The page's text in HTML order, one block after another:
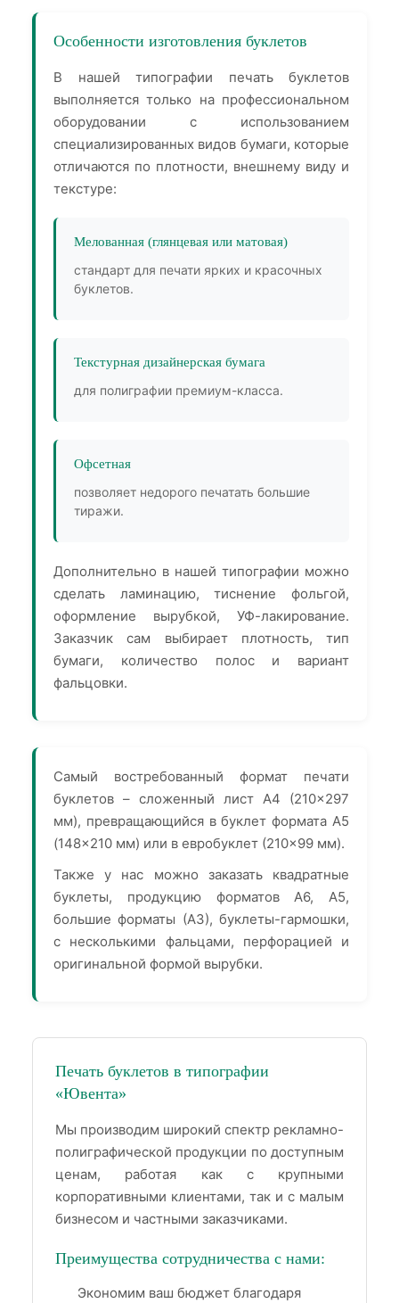
Особенности изготовления буклетов
В нашей типографии печать буклетов
выполняется только на профессиональном
оборудовании с использованием
специализированных видов бумаги, которые
отличаются по плотности, внешнему виду и
текстуре:
Мелованная (глянцевая или матовая)
стандарт для печати ярких и красочных
буклетов.
Текстурная дизайнерская бумага
для полиграфии премиум-класса.
Офсетная
позволяет недорого печатать большие
тиражи.
Дополнительно в нашей типографии можно
сделать ламинацию, тиснение фольгой,
оформление вырубкой, УФ-лакирование.
Заказчик сам выбирает плотность, тип
бумаги, количество полос и вариант
фальцовки.
Самый востребованный формат печати
буклетов – сложенный лист А4 (210×297
мм), превращающийся в буклет формата А5
(148×210 мм) или в евробуклет (210×99 мм).
Также у нас можно заказать квадратные
буклеты, продукцию форматов А6, А5,
большие форматы (А3), буклеты-гармошки,
с несколькими фальцами, перфорацией и
оригинальной формой вырубки.
Печать буклетов в типографии
«Ювента»
Мы производим широкий спектр рекламно-
полиграфической продукции по доступным
ценам, работая как с крупными
корпоративными клиентами, так и с малым
бизнесом и частными заказчиками.
Преимущества сотрудничества с нами:
Экономим ваш бюджет благодаря